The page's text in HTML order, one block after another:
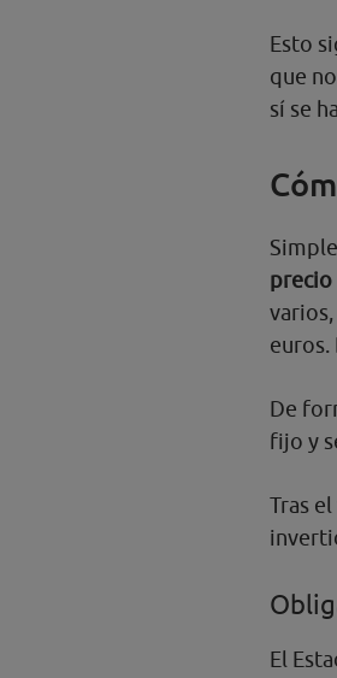
Esto
que
sí se
precio
euros.
De
fijo y
Tras
El